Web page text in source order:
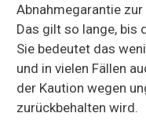
Abnahmegarantie zur
Das gilt so lange, bis
Sie bedeutet das
und in vielen Fällen
der Kaution wegen
zurückbehalten wird.